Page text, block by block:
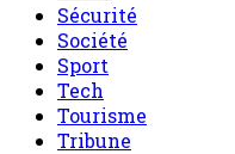
Sécurité
Société
Sport
Tech
Tourisme
Tribune